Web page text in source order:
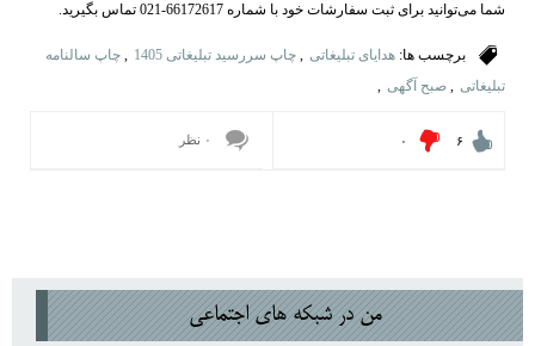
شما می‌توانید برای ثبت سفارشات خود با شماره 66172617-021 تماس بگیرید.
برچسب ها: هدایای تبلیغاتی , چاپ سررسید تبلیغاتی 1405 , چاپ سالنامه
تبلیغاتی , صبح آگهی ,
۶ ۰ ۰ نظر
من در شبكه هاي اجتماعي